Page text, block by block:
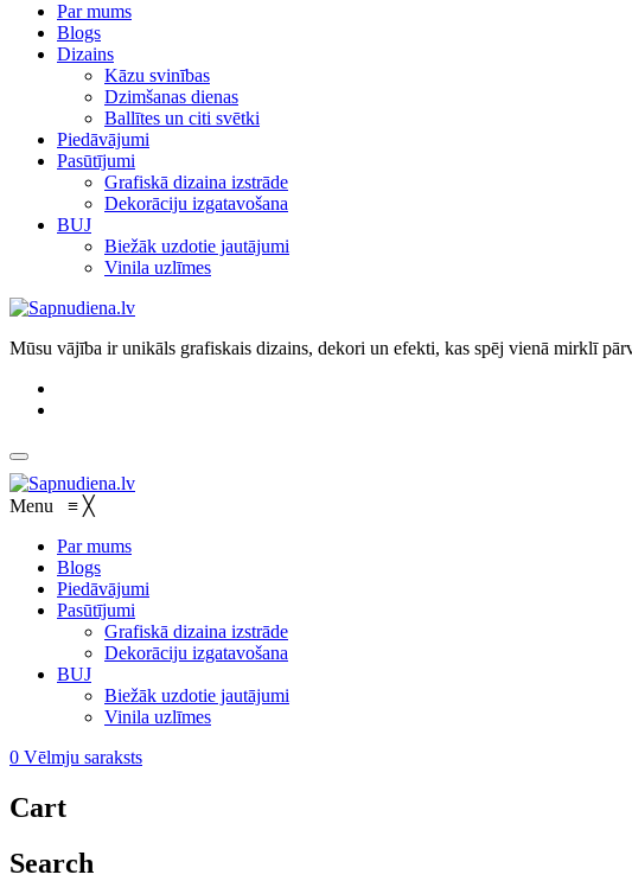
Par mums
Blogs
Dizains
Kāzu svinības
Dzimšanas dienas
Ballītes un citi svētki
Piedāvājumi
Pasūtījumi
Grafiskā dizaina izstrāde
Dekorāciju izgatavošana
BUJ
Biežāk uzdotie jautājumi
Vinila uzlīmes
Mūsu vājība ir unikāls grafiskais dizains, dekori un efekti, kas spēj vienā mirklī
Menu ≡ ╳
Par mums
Blogs
Piedāvājumi
Pasūtījumi
Grafiskā dizaina izstrāde
Dekorāciju izgatavošana
BUJ
Biežāk uzdotie jautājumi
Vinila uzlīmes
0 Vēlmju saraksts
Cart
Search